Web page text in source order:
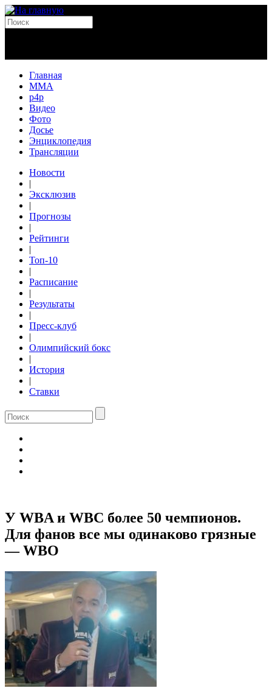
Главная
MMA
p4p
Видео
Фото
Досье
Энциклопедия
Трансляции
Новости
|
Эксклюзив
|
Прогнозы
|
Рейтинги
|
Топ-10
|
Расписание
|
Результаты
|
Пресс-клуб
|
Олимпийский бокс
|
История
|
Ставки
У WBA и WBC более 50 чемпионов.
Для фанов все мы одинаково грязные
— WBO